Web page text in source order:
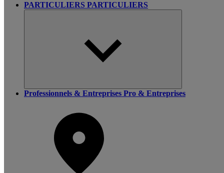
PARTICULIERS PARTICULIERS
Professionnels & Entreprises Pro & Entreprises